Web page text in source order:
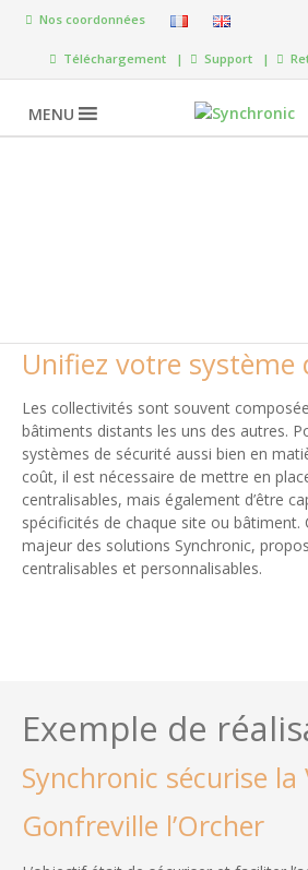
Nos coordonnées
Téléchargement | Support |
MENU
Unifiez votre système
Les collectivités sont souvent
bâtiments distants les uns des autres.
systèmes de sécurité aussi bien en
coût, il est nécessaire de mettre en
centralisables, mais également d’être
spécificités de chaque site ou bâtiment.
majeur des solutions Synchronic,
centralisables et personnalisables.
Exemple de
Synchronic sécurise la
Gonfreville l’Orcher